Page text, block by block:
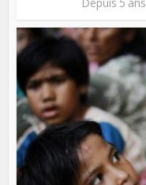
Depuis 5 ans